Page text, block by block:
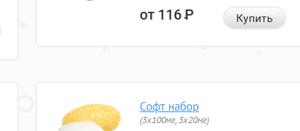
от 116Р Купить
Софт набор
(3x100мг, 3x20мг)